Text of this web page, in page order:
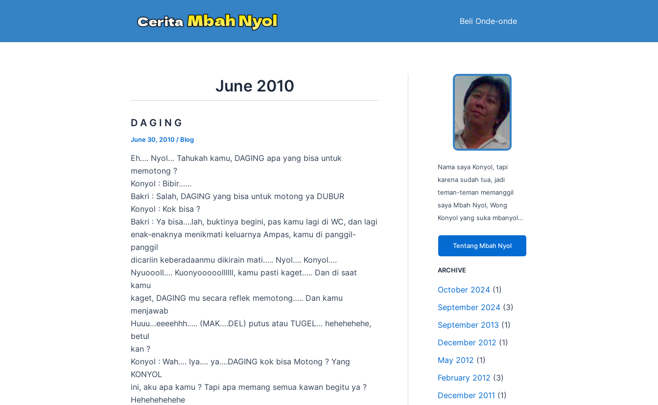
Beli Onde-onde
June 2010
D A G I N G
June 30, 2010 / Blog
Eh…. Nyol… Tahukah kamu, DAGING apa yang bisa untuk
memotong ?
Konyol : Bibir……
Bakri : Salah, DAGING yang bisa untuk motong ya DUBUR
Konyol : Kok bisa ?
Bakri : Ya bisa….lah, buktinya begini, pas kamu lagi di WC, dan lagi
enak-enaknya menikmati keluarnya Ampas, kamu di panggil-
panggil
dicariin keberadaanmu dikirain mati….. Nyol…. Konyol….
Nyuoooll…. Kuonyooooollllll, kamu pasti kaget….. Dan di saat
kamu
kaget, DAGING mu secara reflek memotong….. Dan kamu
menjawab
Huuu…eeeehhh….. (MAK….DEL) putus atau TUGEL… hehehehehe,
betul
kan ?
Konyol : Wah…. Iya…. ya….DAGING kok bisa Motong ? Yang
KONYOL
ini, aku apa kamu ? Tapi apa memang semua kawan begitu ya ?
Hehehehehehe
Nama saya Konyol, tapi
karena sudah tua, jadi
teman-teman memanggil
saya Mbah Nyol, Wong
Konyol yang suka mbanyol…
Tentang Mbah Nyol
ARCHIVE
October 2024 (1)
September 2024 (3)
September 2013 (1)
December 2012 (1)
May 2012 (1)
February 2012 (3)
December 2011 (1)